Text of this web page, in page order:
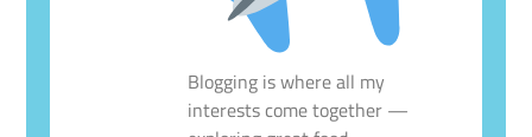
Blogging is where all my
interests come together —